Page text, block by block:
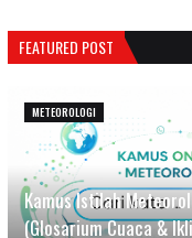
FEATURED POST
METEOROLOGI
Kamus Istilah
(Glosarium Cuaca &